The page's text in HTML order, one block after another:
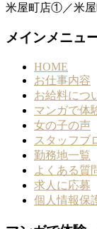
米屋町店①／米
メインメニュ
HOME
お仕事内容
お給料につ
マンガで体
女の子の声
スタッフブ
勤務地一覧
よくある質
求人に応募
個人情報保